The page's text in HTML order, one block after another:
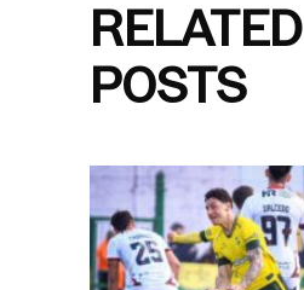
RELATED
POSTS